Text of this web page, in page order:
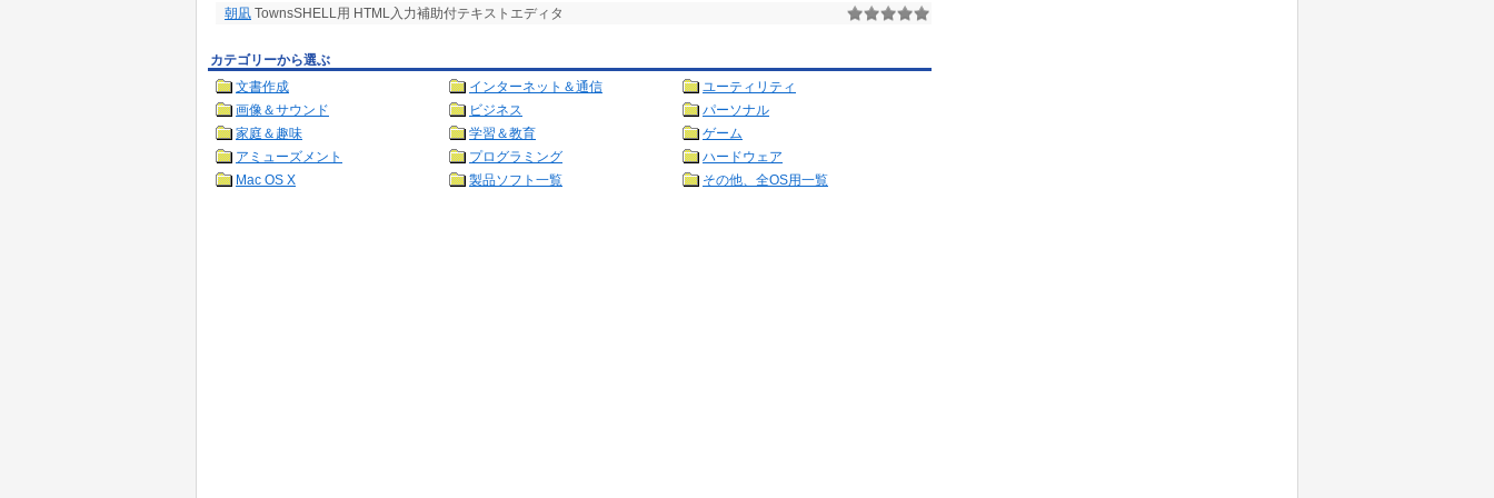
朝凪 TownsSHELL用 HTML入力補助付テキストエディタ
カテゴリーから選ぶ
文書作成
インターネット＆通信
ユーティリティ
画像＆サウンド
ビジネス
パーソナル
家庭＆趣味
学習＆教育
ゲーム
アミューズメント
プログラミング
ハードウェア
Mac OS X
製品ソフト一覧 その他、全OS用一覧